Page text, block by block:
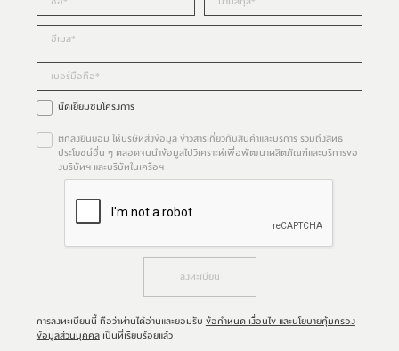
นัดเยี่ยมชมโครงการ
ตกลงยินยอม ให้บริษัทส่งข้อมูล ข่าวสารเกี่ยวกับสินค้าและบริการ รวมถึงสิทธิ
ประโยชน์อื่น ๆ ตลอดจนนำข้อมูลไปวิเคราะห์เพื่อพัฒนาผลิตภัณฑ์และบริการขอ
งบริษัทฯ และบริษัทในเครือฯ
ลงทะเบียน
การลงทะเบียนนี้ ถือว่าท่านได้อ่านและยอมรับ ข้อกำหนด เงื่อนไข และนโยบายคุ้มครอง
ข้อมูลส่วนบุคคล เป็นที่เรียบร้อยแล้ว